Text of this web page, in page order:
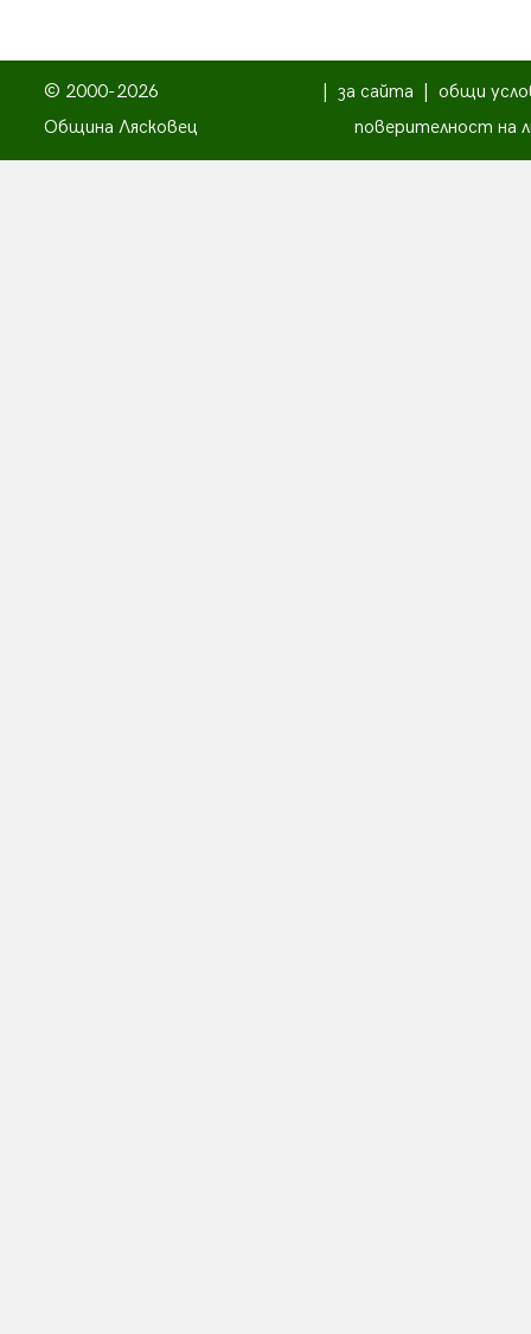
© 2000-2026
Община Лясковец
за сайта
общи
поверителност на